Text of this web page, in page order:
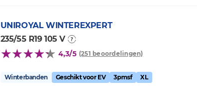
UNIROYAL WINTEREXPERT
235/55 R19 105 V
4,3/5 (251 beoordelingen)
Winterbanden Geschikt voor EV 3pmsf XL